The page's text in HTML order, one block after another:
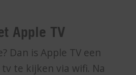
Apple TV
Dan is Apple TV een
te kijken via wifi. Na